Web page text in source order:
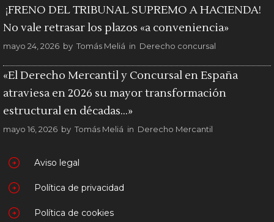
¡FRENO DEL TRIBUNAL SUPREMO A HACIENDA!
No vale retrasar los plazos «a conveniencia»
mayo 24, 2026 by Tomás Meliá in Derecho concursal
«El Derecho Mercantil y Concursal en España
atraviesa en 2026 su mayor transformación
estructural en décadas…»
mayo 16, 2026 by Tomás Meliá in Derecho Mercantil
Aviso legal
Política de privacidad
Política de cookies